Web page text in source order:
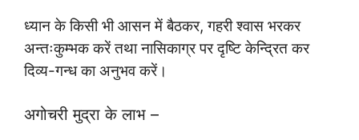
ध्यान के किसी भी आसन में बैठकर, गहरी श्वास भरकर
अन्तःकुम्भक करें तथा नासिकाग्र पर दृष्टि केन्द्रित कर
दिव्य-गन्ध का अनुभव करें।
अगोचरी मुद्रा के लाभ –